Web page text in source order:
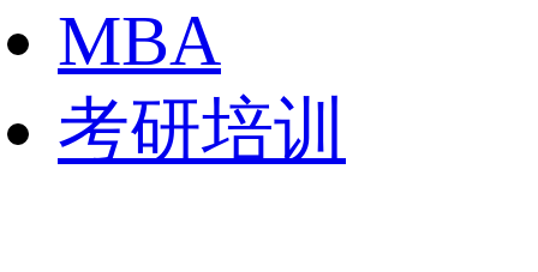
MBA
考研培训